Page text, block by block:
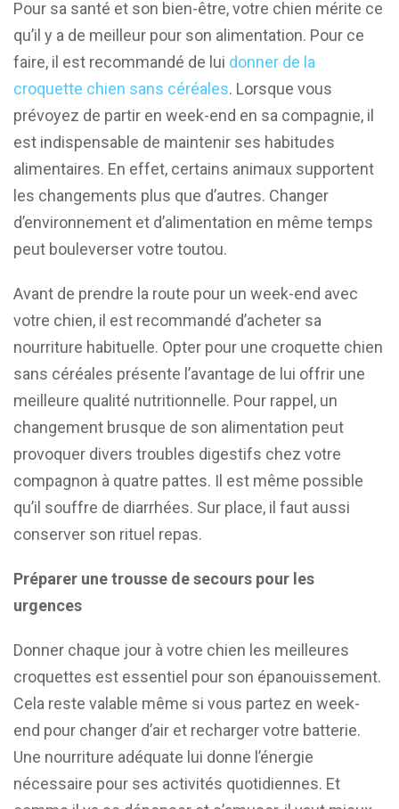
Pour sa santé et son bien-être, votre chien mérite ce
qu’il y a de meilleur pour son alimentation. Pour ce
faire, il est recommandé de lui donner de la
croquette chien sans céréales. Lorsque vous
prévoyez de partir en week-end en sa compagnie, il
est indispensable de maintenir ses habitudes
alimentaires. En effet, certains animaux supportent
les changements plus que d’autres. Changer
d’environnement et d’alimentation en même temps
peut bouleverser votre toutou.
Avant de prendre la route pour un week-end avec
votre chien, il est recommandé d’acheter sa
nourriture habituelle. Opter pour une croquette chien
sans céréales présente l’avantage de lui offrir une
meilleure qualité nutritionnelle. Pour rappel, un
changement brusque de son alimentation peut
provoquer divers troubles digestifs chez votre
compagnon à quatre pattes. Il est même possible
qu’il souffre de diarrhées. Sur place, il faut aussi
conserver son rituel repas.
Préparer une trousse de secours pour les
urgences
Donner chaque jour à votre chien les meilleures
croquettes est essentiel pour son épanouissement.
Cela reste valable même si vous partez en week-
end pour changer d’air et recharger votre batterie.
Une nourriture adéquate lui donne l’énergie
nécessaire pour ses activités quotidiennes. Et